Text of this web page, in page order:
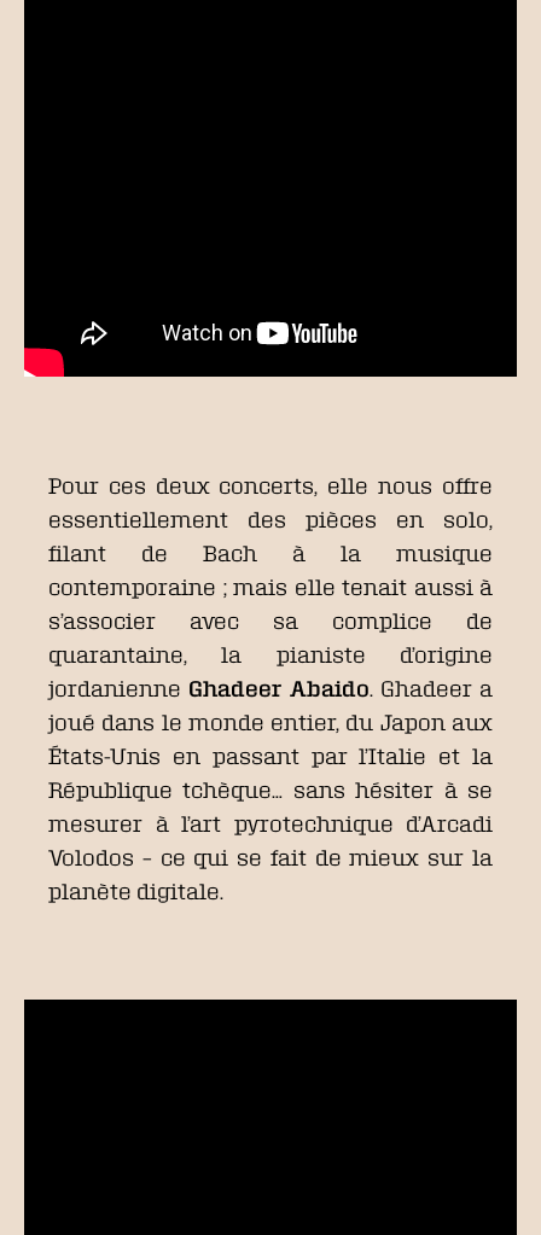
Pour ces deux concerts, elle nous offre
essentiellement des pièces en solo,
filant de Bach à la musique
contemporaine ; mais elle tenait aussi à
s’associer avec sa complice de
quarantaine, la pianiste d’origine
jordanienne Ghadeer Abaido. Ghadeer a
joué dans le monde entier, du Japon aux
États-Unis en passant par l’Italie et la
République tchèque… sans hésiter à se
mesurer à l’art pyrotechnique d’Arcadi
Volodos – ce qui se fait de mieux sur la
planète digitale.